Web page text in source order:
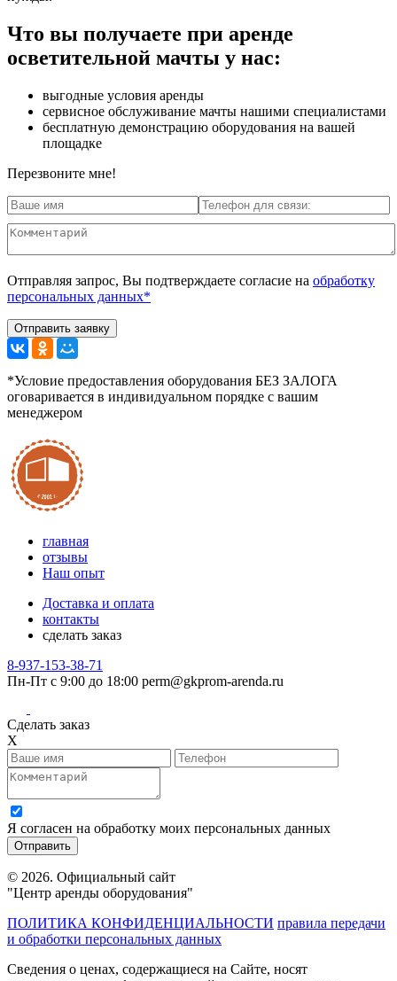
Что вы получаете при аренде
осветительной мачты у нас:
выгодные условия аренды
сервисное обслуживание мачты нашими специалистами
бесплатную демонстрацию оборудования на вашей
площадке
Перезвоните мне!
Отправляя запрос, Вы подтверждаете согласие на обработку
персональных данных*
*Условие предоставления оборудования БЕЗ ЗАЛОГА
оговаривается в индивидуальном порядке с вашим
менеджером
главная
отзывы
Наш опыт
Доставка и оплата
контакты
сделать заказ
8-937-153-38-71
Пн-Пт с 9:00 до 18:00 perm@gkprom-arenda.ru
Сделать заказ
X
Я согласен на обработку моих персональных данных
© 2026. Официальный сайт
"Центр аренды оборудования"
ПОЛИТИКА КОНФИДЕНЦИАЛЬНОСТИ правила передачи
и обработки персональных данных
Сведения о ценах, содержащиеся на Сайте, носят